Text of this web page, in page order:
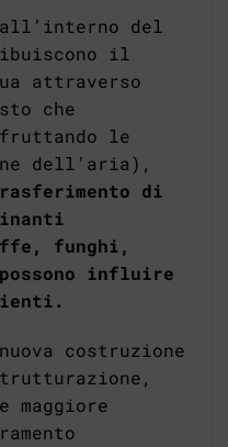
del
il
attraverso
che
le
dell’aria),
di
funghi,
influire
costruzione
maggiore